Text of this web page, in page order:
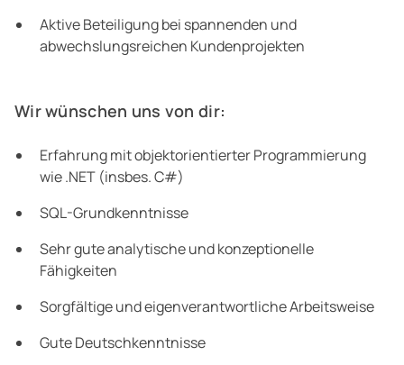
Aktive Beteiligung bei spannenden und
abwechslungsreichen Kundenprojekten
Wir wünschen uns von dir:
Erfahrung mit objektorientierter Programmierung
wie .NET (insbes. C#)
SQL-Grundkenntnisse
Sehr gute analytische und konzeptionelle
Fähigkeiten
Sorgfältige und eigenverantwortliche Arbeitsweise
Gute Deutschkenntnisse